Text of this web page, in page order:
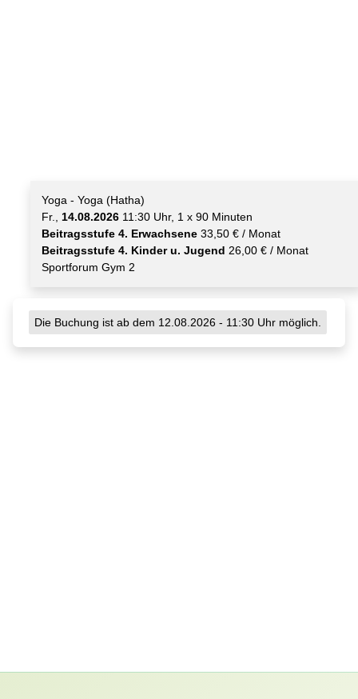
Yoga - Yoga (Hatha)
Fr., 14.08.2026 11:30 Uhr, 1 x 90 Minuten
Beitragsstufe 4. Erwachsene 33,50 € / Monat
Beitragsstufe 4. Kinder u. Jugend 26,00 € / Monat
Sportforum Gym 2
Die Buchung ist ab dem 12.08.2026 - 11:30 Uhr möglich.